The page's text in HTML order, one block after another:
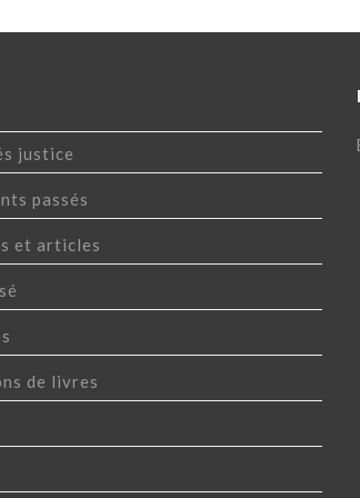
justice
passés
et articles
de livres